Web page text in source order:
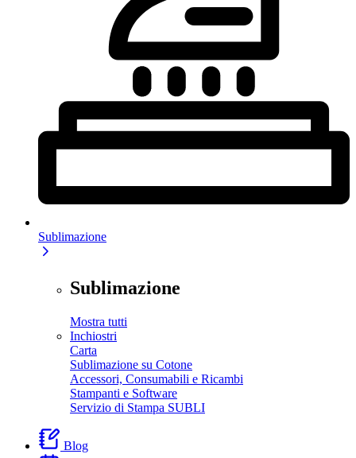
Sublimazione
Sublimazione
Mostra tutti
Inchiostri
Carta
Sublimazione su Cotone
Accessori, Consumabili e Ricambi
Stampanti e Software
Servizio di Stampa SUBLI
Blog